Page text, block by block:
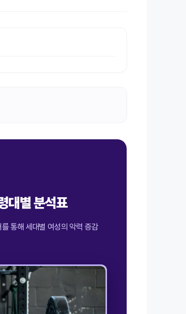
대별 분석표
통해 세대별 여성의 악력 증감